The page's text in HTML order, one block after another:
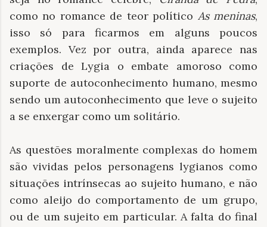
como no romance de teor político As meninas,
isso só para ficarmos em alguns poucos
exemplos. Vez por outra, ainda aparece nas
criações de Lygia o embate amoroso como
suporte de autoconhecimento humano, mesmo
sendo um autoconhecimento que leve o sujeito
a se enxergar como um solitário.
As questões moralmente complexas do homem
são vividas pelos personagens lygianos como
situações intrínsecas ao sujeito humano, e não
como aleijo do comportamento de um grupo,
ou de um sujeito em particular. A falta do final